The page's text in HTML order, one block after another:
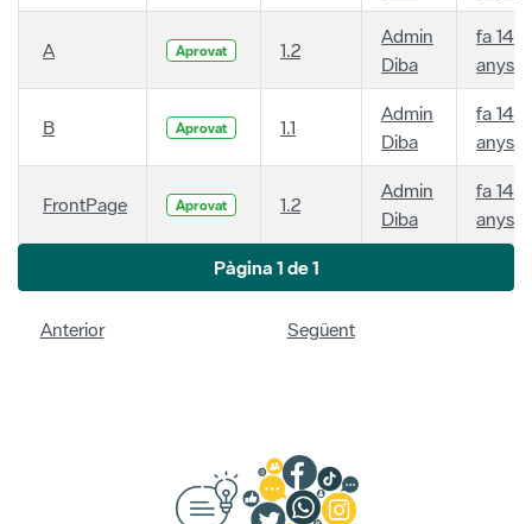
A Aprovat 1.2
Admin
Diba
fa 14
anys
B Aprovat 1.1
Admin
Diba
fa 14
anys
FrontPage Aprovat 1.2
Admin
Diba
fa 14
anys
Pàgina 1 de 1
Anterior Següent